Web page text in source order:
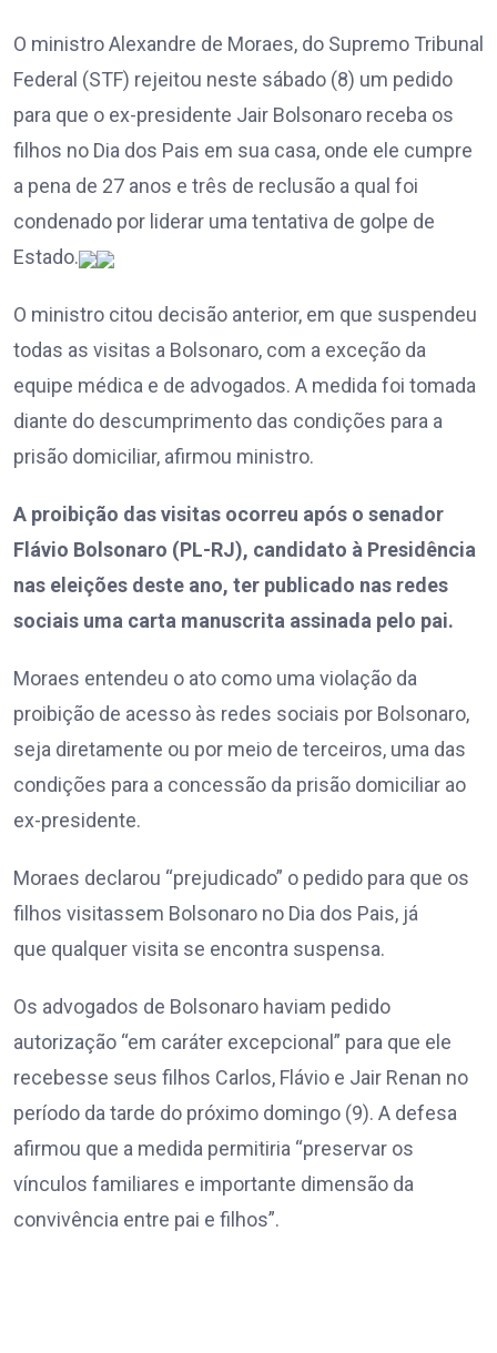
O ministro Alexandre de Moraes, do Supremo Tribunal
Federal (STF) rejeitou neste sábado (8) um pedido
para que o ex-presidente Jair Bolsonaro receba os
filhos no Dia dos Pais em sua casa, onde ele cumpre
a pena de 27 anos e três de reclusão a qual foi
condenado por liderar uma tentativa de golpe de
Estado.
O ministro citou decisão anterior, em que suspendeu
todas as visitas a Bolsonaro, com a exceção da
equipe médica e de advogados. A medida foi tomada
diante do descumprimento das condições para a
prisão domiciliar, afirmou ministro.
A proibição das visitas ocorreu após o senador
Flávio Bolsonaro (PL-RJ), candidato à Presidência
nas eleições deste ano, ter publicado nas redes
sociais uma carta manuscrita assinada pelo pai.
Moraes entendeu o ato como uma violação da
proibição de acesso às redes sociais por Bolsonaro,
seja diretamente ou por meio de terceiros, uma das
condições para a concessão da prisão domiciliar ao
ex-presidente.
Moraes declarou “prejudicado” o pedido para que os
filhos visitassem Bolsonaro no Dia dos Pais, já
que qualquer visita se encontra suspensa.
Os advogados de Bolsonaro haviam pedido
autorização “em caráter excepcional” para que ele
recebesse seus filhos Carlos, Flávio e Jair Renan no
período da tarde do próximo domingo (9). A defesa
afirmou que a medida permitiria “preservar os
vínculos familiares e importante dimensão da
convivência entre pai e filhos”.